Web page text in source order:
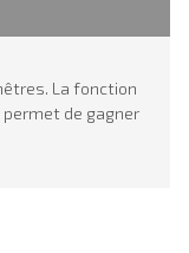
La fonction
de gagner